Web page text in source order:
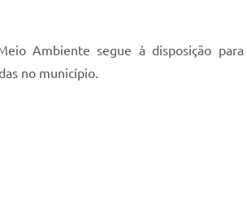
Ambiente segue à disposição
no município.